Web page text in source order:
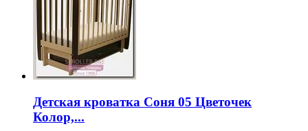
Детская кроватка Соня 05 Цветочек
Колор,...